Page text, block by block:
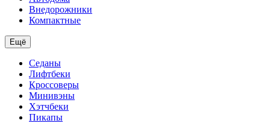
Внедорожники
Компактные
Ещё
Седаны
Лифтбеки
Кроссоверы
Минивэны
Хэтчбеки
Пикапы